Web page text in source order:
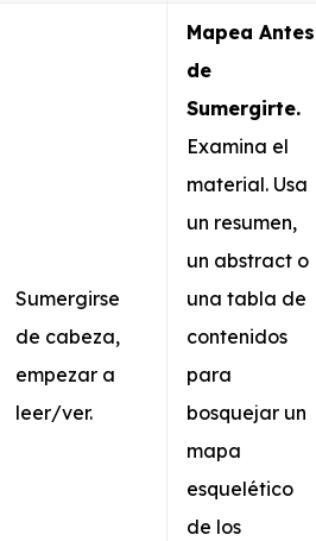
Sumergirse
de cabeza,
empezar a
leer/ver.
Mapea Antes
de
Sumergirte.
Examina el
material. Usa
un resumen,
un abstract o
una tabla de
contenidos
para
bosquejar un
mapa
esquelético
de los